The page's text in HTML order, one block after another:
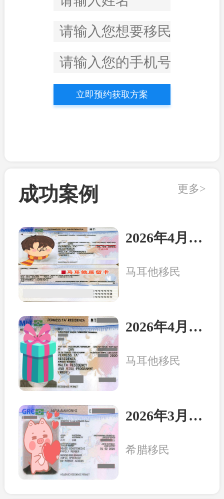
立即预约获取方案
成功案例 更多>
2026年4月21日：马耳他客户顺利收到永居卡
马耳他移民
2026年4月8日：马耳他客户一家三口收到永居卡
马耳他移民
2026年3月20日：希腊客户一家三口收获永居卡
希腊移民